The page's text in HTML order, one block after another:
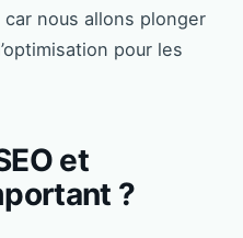
nous allons plonger
pour les
et
?